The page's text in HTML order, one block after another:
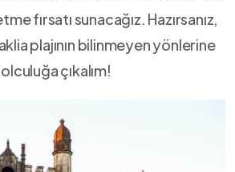
fırsatı sunacağız. Hazırsanız,
plajının bilinmeyen yönlerine
çıkalım!